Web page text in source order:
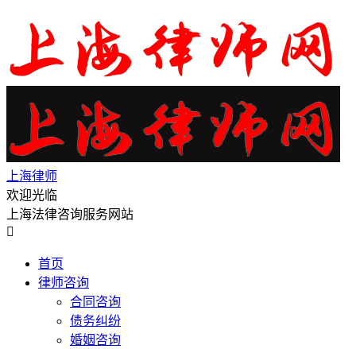
上海律师
欢迎光临
上海法律咨询服务网站

首页
律师咨询
合同咨询
债务纠纷
婚姻咨询